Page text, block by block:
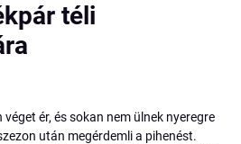
téli
ér, és sokan nem ülnek nyeregre
után megérdemli a pihenést.